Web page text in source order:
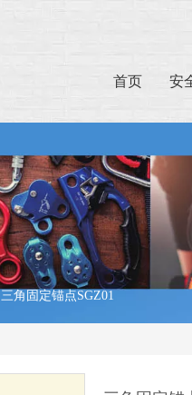
首页 安
三角固定锚点SGZ01